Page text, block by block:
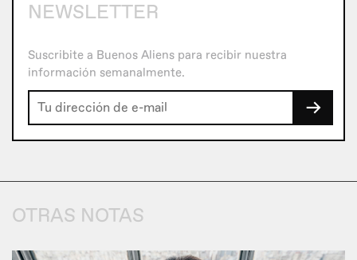
NEWSLETTER
Suscribite a Buenos Aliens para recibir nuestra
información semanalmente.
→
OTRAS NOTAS